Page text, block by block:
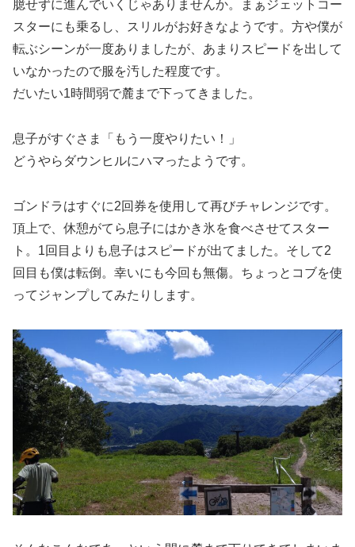
臆せずに進んでいくじゃありませんか。まぁジェットコー
スターにも乗るし、スリルがお好きなようです。方や僕が
転ぶシーンが一度ありましたが、あまりスピードを出して
いなかったので服を汚した程度です。
だいたい1時間弱で麓まで下ってきました。
息子がすぐさま「もう一度やりたい！」
どうやらダウンヒルにハマったようです。
ゴンドラはすぐに2回券を使用して再びチャレンジです。
頂上で、休憩がてら息子にはかき氷を食べさせてスター
ト。1回目よりも息子はスピードが出てました。そして2
回目も僕は転倒。幸いにも今回も無傷。ちょっとコブを使
ってジャンプしてみたりします。